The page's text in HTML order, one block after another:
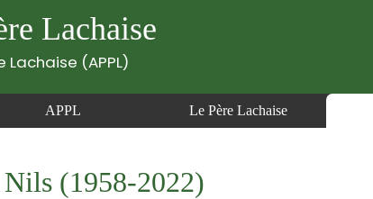
Lachaise
Lachaise (APPL)
APPL Le Père Lachaise
(1958-2022)